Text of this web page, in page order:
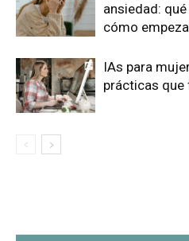
ansiedad:
cómo
IAs para
prácticas que